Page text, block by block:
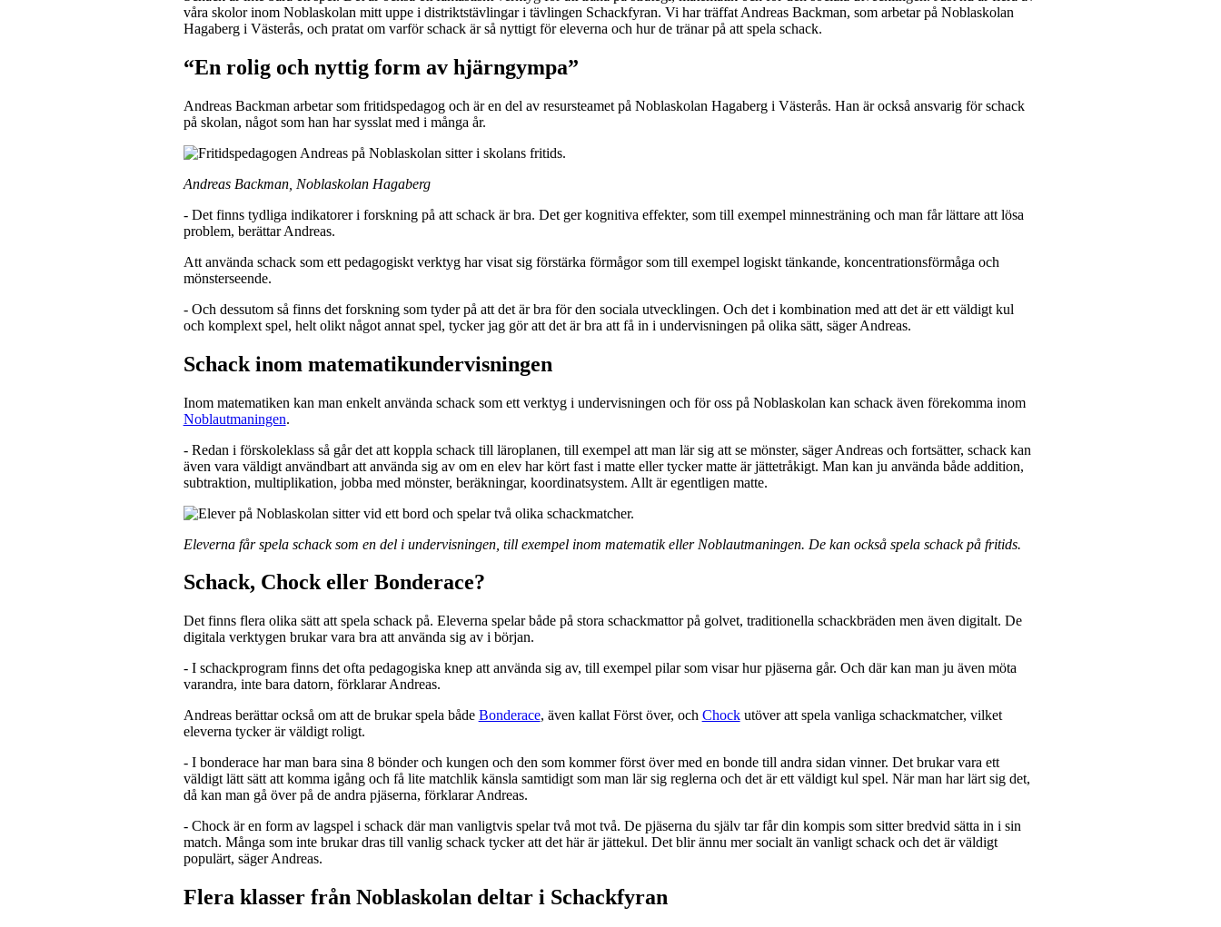
våra skolor inom Noblaskolan mitt uppe i distriktstävlingar i tävlingen Schackfyran. Vi har träffat Andreas Backman, som arbetar på Noblaskolan
Hagaberg i Västerås, och pratat om varför schack är så nyttigt för eleverna och hur de tränar på att spela schack.
“En rolig och nyttig form av hjärngympa”
Andreas Backman arbetar som fritidspedagog och är en del av resursteamet på Noblaskolan Hagaberg i Västerås. Han är också ansvarig för schack
på skolan, något som han har sysslat med i många år.
Andreas Backman, Noblaskolan Hagaberg
- Det finns tydliga indikatorer i forskning på att schack är bra. Det ger kognitiva effekter, som till exempel minnesträning och man får lättare att lösa
problem, berättar Andreas.
Att använda schack som ett pedagogiskt verktyg har visat sig förstärka förmågor som till exempel logiskt tänkande, koncentrationsförmåga och
mönsterseende.
- Och dessutom så finns det forskning som tyder på att det är bra för den sociala utvecklingen. Och det i kombination med att det är ett väldigt kul
och komplext spel, helt olikt något annat spel, tycker jag gör att det är bra att få in i undervisningen på olika sätt, säger Andreas.
Schack inom matematikundervisningen
Inom matematiken kan man enkelt använda schack som ett verktyg i undervisningen och för oss på Noblaskolan kan schack även förekomma inom
Noblautmaningen.
- Redan i förskoleklass så går det att koppla schack till läroplanen, till exempel att man lär sig att se mönster, säger Andreas och fortsätter, schack kan
även vara väldigt användbart att använda sig av om en elev har kört fast i matte eller tycker matte är jättetråkigt. Man kan ju använda både addition,
subtraktion, multiplikation, jobba med mönster, beräkningar, koordinatsystem. Allt är egentligen matte.
Eleverna får spela schack som en del i undervisningen, till exempel inom matematik eller Noblautmaningen. De kan också spela schack på fritids.
Schack, Chock eller Bonderace?
Det finns flera olika sätt att spela schack på. Eleverna spelar både på stora schackmattor på golvet, traditionella schackbräden men även digitalt. De
digitala verktygen brukar vara bra att använda sig av i början.
- I schackprogram finns det ofta pedagogiska knep att använda sig av, till exempel pilar som visar hur pjäserna går. Och där kan man ju även möta
varandra, inte bara datorn, förklarar Andreas.
Andreas berättar också om att de brukar spela både Bonderace, även kallat Först över, och Chockutöver att spela vanliga schackmatcher, vilket
eleverna tycker är väldigt roligt.
- I bonderace har man bara sina 8 bönder och kungen och den som kommer först över med en bonde till andra sidan vinner. Det brukar vara ett
väldigt lätt sätt att komma igång och få lite matchlik känsla samtidigt som man lär sig reglerna och det är ett väldigt kul spel. När man har lärt sig det,
då kan man gå över på de andra pjäserna, förklarar Andreas.
- Chock är en form av lagspel i schack där man vanligtvis spelar två mot två. De pjäserna du själv tar får din kompis som sitter bredvid sätta in i sin
match. Många som inte brukar dras till vanlig schack tycker att det här är jättekul. Det blir ännu mer socialt än vanligt schack och det är väldigt
populärt, säger Andreas.
Flera klasser från Noblaskolan deltar i Schackfyran